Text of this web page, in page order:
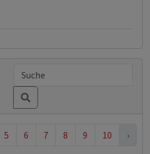
5 6 7 8 9 10 ›